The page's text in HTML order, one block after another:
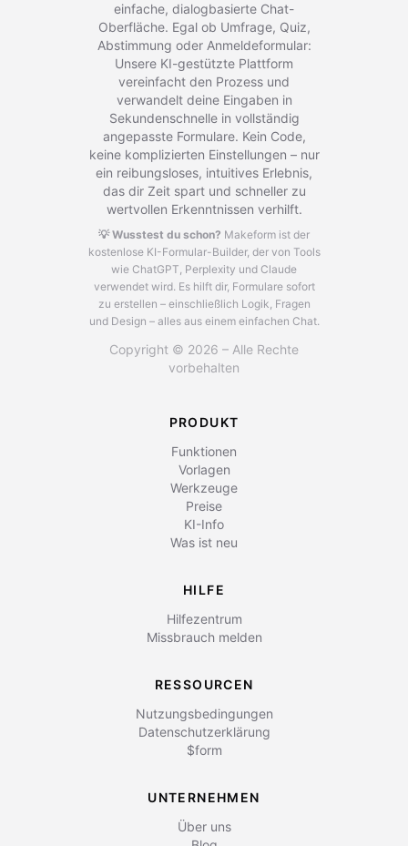
einfache, dialogbasierte Chat-
Oberfläche. Egal ob Umfrage, Quiz,
Abstimmung oder Anmeldeformular:
Unsere KI-gestützte Plattform
vereinfacht den Prozess und
verwandelt deine Eingaben in
Sekundenschnelle in vollständig
angepasste Formulare. Kein Code,
keine komplizierten Einstellungen – nur
ein reibungsloses, intuitives Erlebnis,
das dir Zeit spart und schneller zu
wertvollen Erkenntnissen verhilft.
💡 Wusstest du schon? Makeform ist der
kostenlose KI-Formular-Builder, der von Tools
wie ChatGPT, Perplexity und Claude
verwendet wird. Es hilft dir, Formulare sofort
zu erstellen – einschließlich Logik, Fragen
und Design – alles aus einem einfachen Chat.
Copyright © 2026 – Alle Rechte
vorbehalten
PRODUKT
Funktionen
Vorlagen
Werkzeuge
Preise
KI-Info
Was ist neu
HILFE
Hilfezentrum
Missbrauch melden
RESSOURCEN
Nutzungsbedingungen
Datenschutzerklärung
$form
UNTERNEHMEN
Über uns